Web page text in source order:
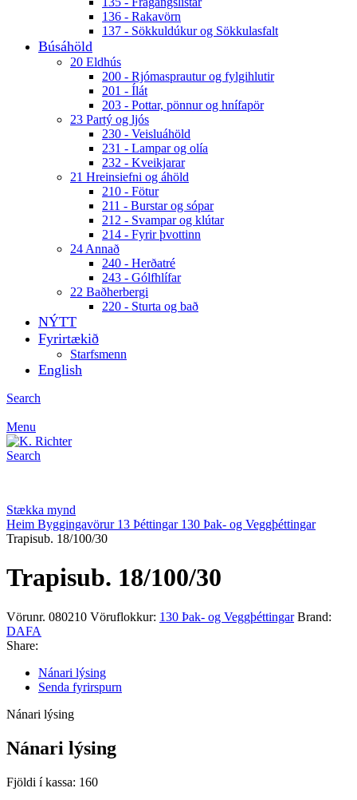
136 - Rakavörn
137 - Sökkuldúkur og Sökkulasfalt
Búsáhöld
20 Eldhús
200 - Rjómasprautur og fylgihlutir
201 - Ílát
203 - Pottar, pönnur og hnífapör
23 Partý og ljós
230 - Veisluáhöld
231 - Lampar og olía
232 - Kveikjarar
21 Hreinsiefni og áhöld
210 - Fötur
211 - Burstar og sópar
212 - Svampar og klútar
214 - Fyrir þvottinn
24 Annað
240 - Herðatré
243 - Gólfhlífar
22 Baðherbergi
220 - Sturta og bað
NÝTT
Fyrirtækið
Starfsmenn
English
Search
Menu
Search
Stækka mynd
Heim Byggingavörur 13 Þéttingar 130 Þak- og Veggþéttingar
Trapisub. 18/100/30
Trapisub. 18/100/30
Vörunr. 080210 Vöruflokkur: 130 Þak- og Veggþéttingar Brand:
DAFA
Share:
Nánari lýsing
Senda fyrirspurn
Nánari lýsing
Nánari lýsing
Fjöldi í kassa: 160